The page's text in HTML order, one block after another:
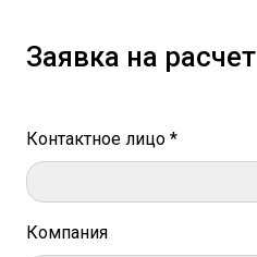
Заявка на расчет
Контактное лицо *
Компания